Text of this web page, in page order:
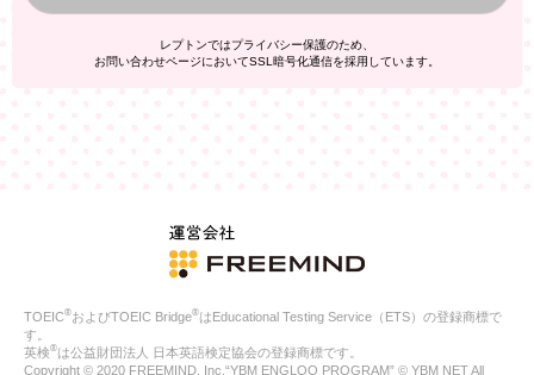
た、これ以外の目的で個人情報を利用することはありません。
人情報を、本人が特定されないデータに不可逆変換した上で第三
者広告配信事業者においてマッチングを行い、その結果に基づい
ご本人の同意がある場合
法令に基づく場合
人の生命、身体または財産の保護のために必要がある場合であ
公衆衛生の向上または児童の健全な育成の推進のために特に必
合
レプトンではプライバシー保護のため、
お問い合わせページにおいてSSL暗号化通信を採用しています。
TOEIC®およびTOEIC Bridge®はEducational Testing Service（ETS）の登録商標で
す。
英検®は公益財団法人 日本英語検定協会の登録商標です。
Copyright © 2020 FREEMIND, Inc.“YBM ENGLOO PROGRAM” © YBM NET All